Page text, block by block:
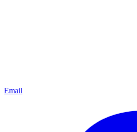
Email